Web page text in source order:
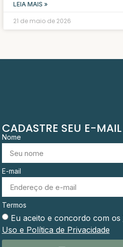
LEIA MAIS »
21 de maio de 2026
CADASTRE SEU E-MAIL
Nome
E-mail
Termos
Eu aceito e concordo com os
Uso e Política de Privacidade